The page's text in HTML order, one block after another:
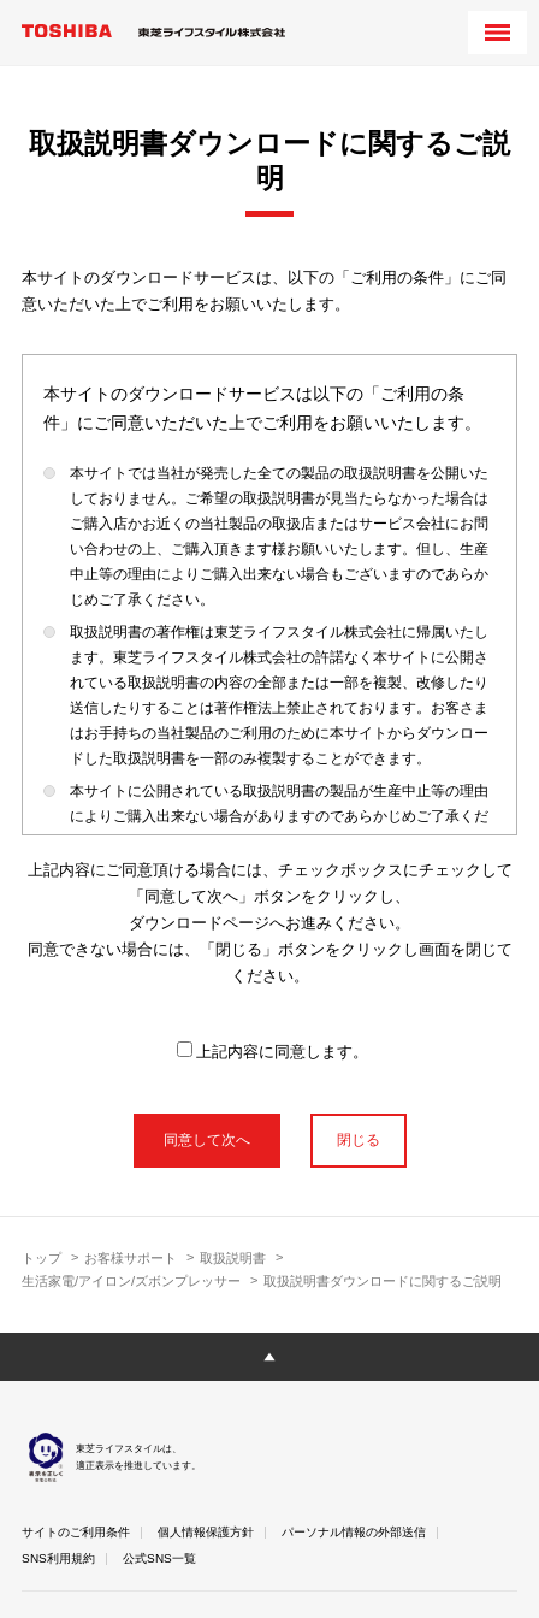
トップ お客様サポート
取扱説明書
生活家電/アイロン/ズボンプレッサー
取扱説明書ダウンロードに関するご説明
取扱説明書ダウンロードに関するご説
明
本サイトのダウンロードサービスは、以下の「ご利用の条件」にご同
意いただいた上でご利用をお願いいたします。
本サイトのダウンロードサービスは以下の「ご利用の条
件」にご同意いただいた上でご利用をお願いいたします。
本サイトでは当社が発売した全ての製品の取扱説明書を公開いた
しておりません。ご希望の取扱説明書が見当たらなかった場合は
ご購入店かお近くの当社製品の取扱店またはサービス会社にお問
い合わせの上、ご購入頂きます様お願いいたします。但し、生産
中止等の理由によりご購入出来ない場合もございますのであらか
じめご了承ください。
取扱説明書の著作権は東芝ライフスタイル株式会社に帰属いたし
ます。東芝ライフスタイル株式会社の許諾なく本サイトに公開さ
れている取扱説明書の内容の全部または一部を複製、改修したり
送信したりすることは著作権法上禁止されております。お客さま
はお手持ちの当社製品のご利用のために本サイトからダウンロー
ドした取扱説明書を一部のみ複製することができます。
本サイトに公開されている取扱説明書の製品が生産中止等の理由
によりご購入出来ない場合がありますのであらかじめご了承くだ
本サイトに公開されている取扱説明書は、製品が発売された時点
のものを掲載しております。従いまして本サイトに掲載されてい
る取扱説明書の記載内容とお客さまがお持ちの製品の仕様がその
後のマイナーチェンジ等で変更になる場合がございます。本サイ
トに公開されている取扱説明書の内容とお手持ちの製品の仕様に
使用上のご注意や安全上のご注意、また測定基準や数値等は取扱
説明書が作成された時点での基準に応じた内容となっております
明書以外の印刷物が同梱されている場合がありますが、本サイト
ではそれらを全て公開しておりませんのであらかじめご了承くだ
本サイトのサービスは予告なく中止または内容を変更する場合が
ございますのであらかじめご了承ください。
さま以外からのお問い合わせにはお答えできない場合があります
のであらかじめご了承ください。
上記内容にご同意頂ける場合には、チェックボックスにチェックして
「同意して次へ」ボタンをクリックし、
ダウンロードページへお進みください。
同意できない場合には、「閉じる」ボタンをクリックし画面を閉じて
ください。
上記内容に同意します。
閉じる
東芝ライフスタイルは、
適正表示を推進しています。
サイトのご利用条件 個人情報保護方針
パーソナル情報の外部送信
SNS利用規約
公式SNS一覧